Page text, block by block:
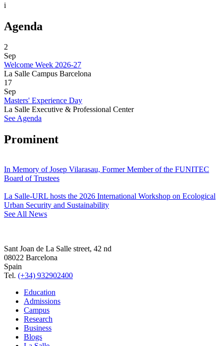
i
Agenda
2
Sep
Welcome Week 2026-27
La Salle Campus Barcelona
17
Sep
Masters' Experience Day
La Salle Executive & Professional Center
See Agenda
Prominent
In Memory of Josep Vilarasau, Former Member of the FUNITEC
Board of Trustees
La Salle-URL hosts the 2026 International Workshop on Ecological
Urban Security and Sustainability
See All News
Sant Joan de La Salle street, 42 nd
08022 Barcelona
Spain
Tel. (+34) 932902400
Education
Admissions
Campus
Research
Business
Blogs